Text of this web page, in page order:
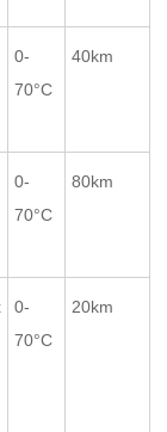
0-
70°C
40km
0-
70°C
80km
0-
70°C
20km